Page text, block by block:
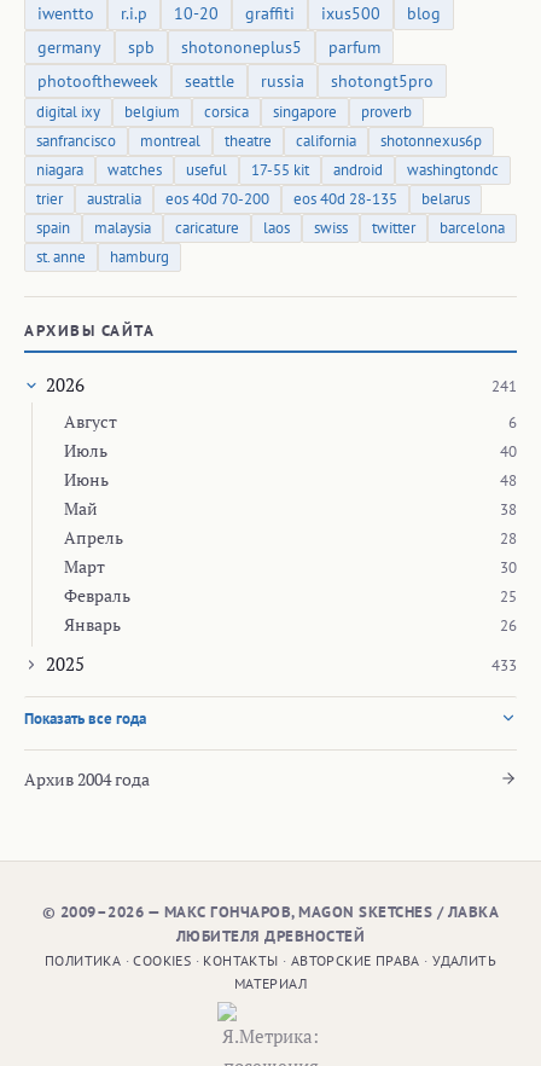
iwentto
r.i.p 10-20 graffiti ixus500
blog
germany
spb shotononeplus5
parfum
photooftheweek
seattle russia shotongt5pro
digital ixy belgium corsica singapore
proverb
sanfrancisco
montreal theatre california
shotonnexus6p
niagara
watches useful 17-55 kit android
washingtondc
trier
australia eos 40d 70-200 eos 40d 28-135
belarus
spain
malaysia caricature laos swiss twitter
barcelona
st. anne
hamburg
АРХИВЫ САЙТА
2026 241
Август 6
Июль 40
Июнь 48
Май 38
Апрель 28
Март 30
Февраль 25
Январь 26
2025 433
Показать все года
Архив 2004 года
© 2009–2026 — МАКС ГОНЧАРОВ, MAGON SKETCHES / ЛАВКА
ЛЮБИТЕЛЯ ДРЕВНОСТЕЙ
ПОЛИТИКА ·COOKIES · КОНТАКТЫ · АВТОРСКИЕ ПРАВА ·УДАЛИТЬ
МАТЕРИАЛ